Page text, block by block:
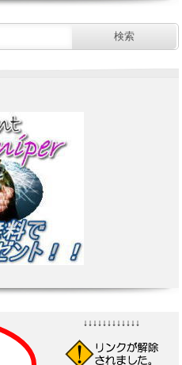
↓↓↓↓↓↓↓↓↓↓↓↓